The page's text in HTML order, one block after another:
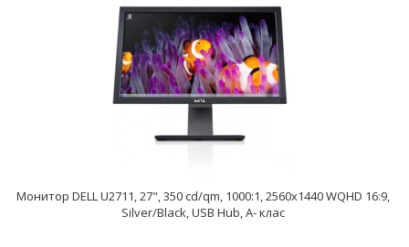
Монитор DELL U2711, 27", 350 cd/qm, 1000:1, 2560x1440 WQHD 16:9,
Silver/Black, USB Hub, A- клас